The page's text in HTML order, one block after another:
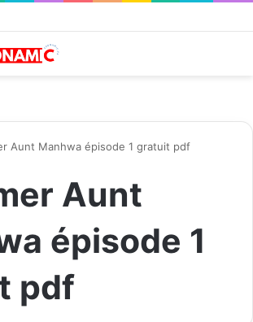
Aunt Manhwa épisode 1 gratuit pdf
Aunt
épisode 1
pdf